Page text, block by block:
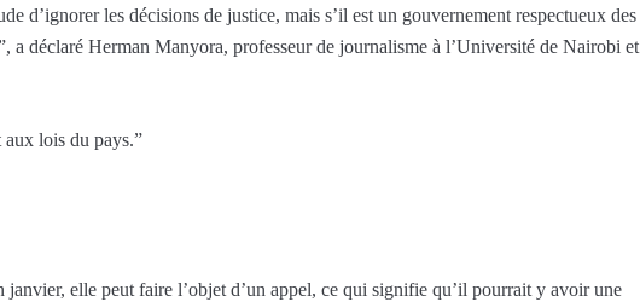
d’ignorer les décisions de justice, mais s’il est un gouvernement respectueux des
a déclaré Herman Manyora, professeur de journalisme à l’Université de Nairobi et
lois du pays.”
elle peut faire l’objet d’un appel, ce qui signifie qu’il pourrait y avoir une